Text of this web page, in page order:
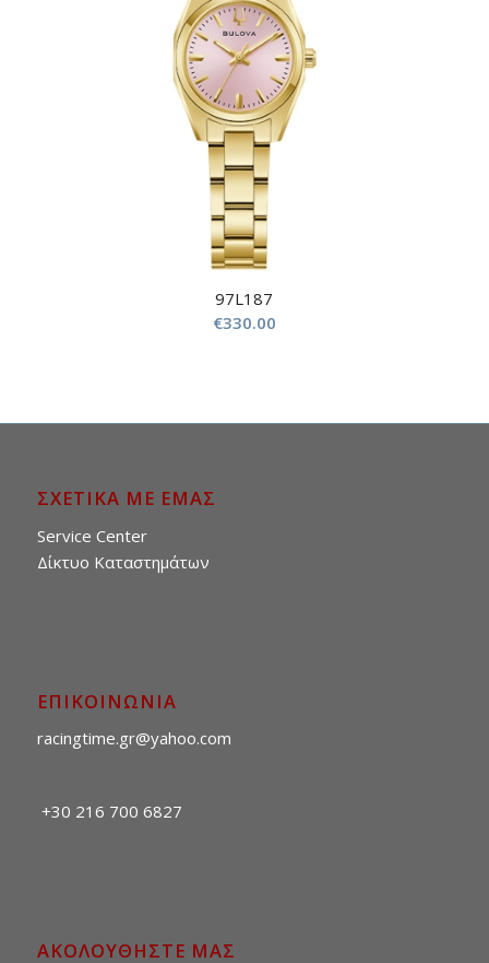
97L187
€330.00
ΣΧΕΤΙΚΑ ΜΕ ΕΜΑΣ
Service Center
Δίκτυο Καταστημάτων
ΕΠΙΚΟΙΝΩΝΙΑ
racingtime.gr@yahoo.com
+30 216 700 6827
ΑΚΟΛΟΥΘΗΣΤΕ ΜΑΣ